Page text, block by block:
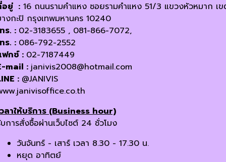
อยู่ : 16 ถนนรามคำแหง ซอยรามคำแหง 51/3 แขวงหัวหมาก เ
งกะปิ กรุงเทพมหานคร 10240
ร. : 02-3183655 , 081-866-7072,
ร. : 086-792-2552
กซ์ : 02-7187449
mail : janivis2008@hotmail.com
: @JANIVIS
ลาให้บริการ (Business hour)
การสั่งซื้อผ่านเว็บไซต์ 24 ชั่วโมง
วันจันทร์ - เสาร์ เวลา 8.30 - 17.30 น.
หยุด อาทิตย์